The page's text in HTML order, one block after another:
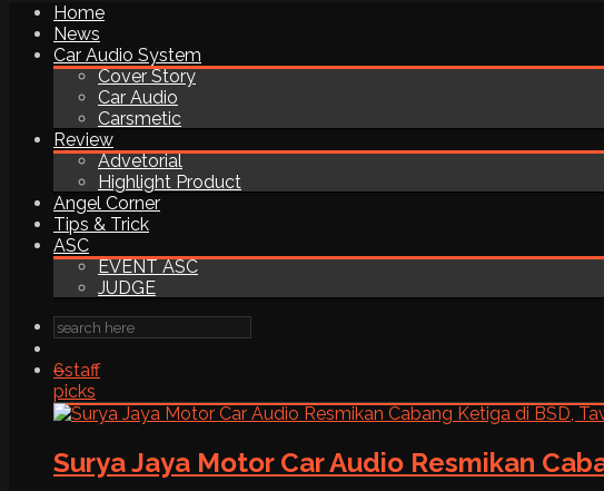
Home
News
Car Audio System
Cover Story
Car Audio
Carsmetic
Review
Advetorial
Highlight Product
Angel Corner
Tips & Trick
ASC
EVENT ASC
JUDGE
6staff
picks
Surya Jaya Motor Car Audio Resmikan